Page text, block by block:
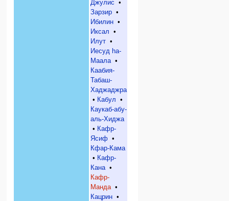
Джулис •
Зарзир •
Ибилин •
Иксал •
Илут •
Иесуд hа-
Маала •
Каабия-
Табаш-
Хаджаджра
• Кабул •
Каукаб-абу-
аль-Хиджа
• Кафр-
Ясиф •
Кфар-Кама
• Кафр-
Кана •
Кафр-
Манда •
Кацрин •